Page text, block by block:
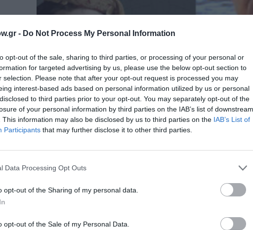
- Do Not Process My Personal Information
opt-out of the sale, sharing to third parties, or processing of your personal or
for targeted advertising by us, please use the below opt-out section to
selection. Please note that after your opt-out request is processed you may
interest-based ads based on personal information utilized by us or personal
to third parties prior to your opt-out. You may separately opt-out of the
of your personal information by third parties on the IAB’s list of downstream
This information may also be disclosed by us to third parties on the IAB’s List of
Participants that may further disclose it to other third parties.
Data Processing Opt Outs
opt-out of the Sharing of my personal data.
opt-out of the Sale of my Personal Data.
ΒΙΒΛΙΟ / ΝΕΑ
Σοφία: Ο Αντώνης Δουκέλλης
εκδόσεις «Άπαρσις» σας προσκαλούν στην...